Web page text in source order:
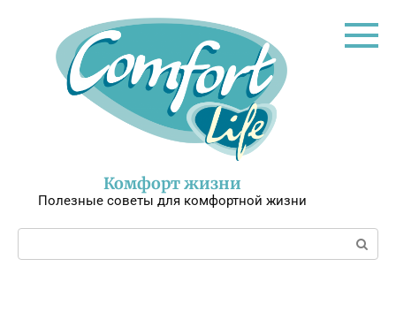
Комфорт жизни
Полезные советы для комфортной жизни
Поиск: